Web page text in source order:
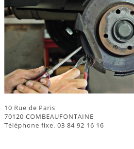
10 Rue de Paris
70120 COMBEAUFONTAINE
Téléphone fixe. 03 84 92 16 16